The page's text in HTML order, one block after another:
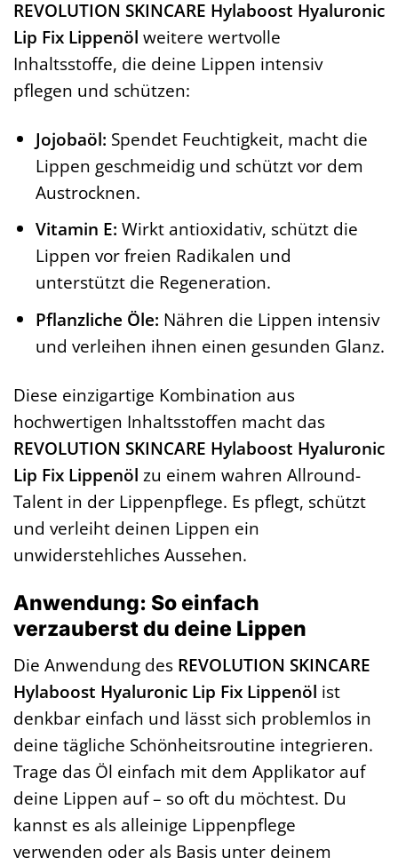
REVOLUTION SKINCARE Hylaboost Hyaluronic
Lip Fix Lippenöl weitere wertvolle
Inhaltsstoffe, die deine Lippen intensiv
pflegen und schützen:
Jojobaöl: Spendet Feuchtigkeit, macht die
Lippen geschmeidig und schützt vor dem
Austrocknen.
Vitamin E: Wirkt antioxidativ, schützt die
Lippen vor freien Radikalen und
unterstützt die Regeneration.
Pflanzliche Öle: Nähren die Lippen intensiv
und verleihen ihnen einen gesunden Glanz.
Diese einzigartige Kombination aus
hochwertigen Inhaltsstoffen macht das
REVOLUTION SKINCARE Hylaboost Hyaluronic
Lip Fix Lippenöl zu einem wahren Allround-
Talent in der Lippenpflege. Es pflegt, schützt
und verleiht deinen Lippen ein
unwiderstehliches Aussehen.
Anwendung: So einfach
verzauberst du deine Lippen
Die Anwendung des REVOLUTION SKINCARE
Hylaboost Hyaluronic Lip Fix Lippenöl ist
denkbar einfach und lässt sich problemlos in
deine tägliche Schönheitsroutine integrieren.
Trage das Öl einfach mit dem Applikator auf
deine Lippen auf – so oft du möchtest. Du
kannst es als alleinige Lippenpflege
verwenden oder als Basis unter deinem